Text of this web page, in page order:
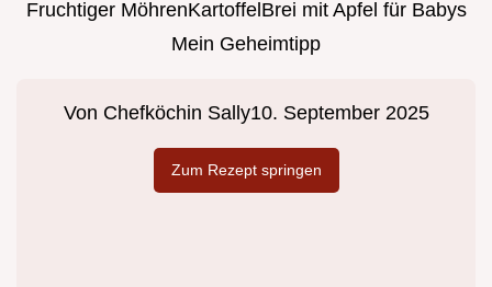
Fruchtiger MöhrenKartoffelBrei mit Apfel für Babys
Mein Geheimtipp
Von Chefköchin Sally10. September 2025
Zum Rezept springen